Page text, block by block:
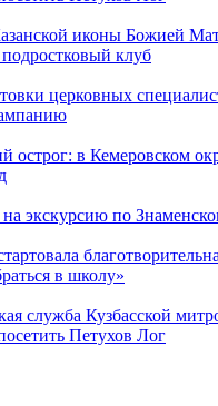
иконы Божией
клуб
церковных
острог: в Кемеровском
экскурсию по
в школу»
служба Кузбасской
Петухов Лог